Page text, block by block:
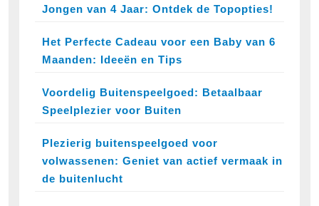
Jongen van 4 Jaar: Ontdek de Topopties!
Het Perfecte Cadeau voor een Baby van 6
Maanden: Ideeën en Tips
Voordelig Buitenspeelgoed: Betaalbaar
Speelplezier voor Buiten
Plezierig buitenspeelgoed voor
volwassenen: Geniet van actief vermaak in
de buitenlucht